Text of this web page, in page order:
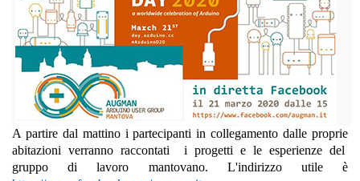
A partire dal mattino i partecipanti in collegamento dalle proprie
abitazioni verranno raccontati i progetti e le esperienze del
gruppo di lavoro mantovano. L'indirizzo utile è